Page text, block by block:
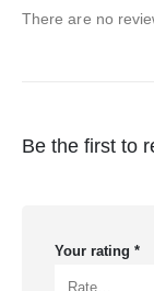
There are no
Be the first to
Your rating *